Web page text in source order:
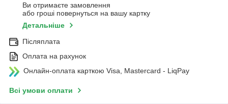
Ви отримаєте замовлення
або гроші повернуться на вашу картку
Детальніше
Післяплата
Оплата на рахунок
Онлайн-оплата карткою Visa, Mastercard - LiqPay
Всі умови оплати